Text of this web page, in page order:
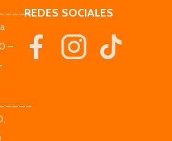
–
REDES SOCIALES